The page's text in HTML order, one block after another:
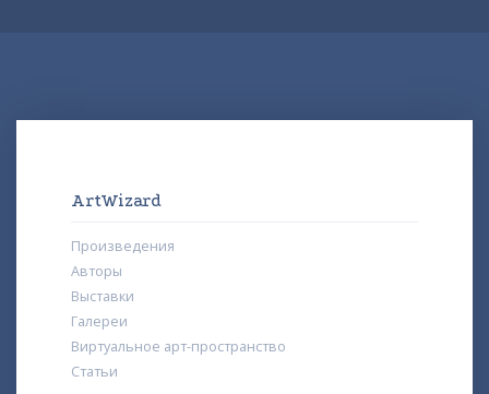
ArtWizard
Произведения
Авторы
Выставки
Галереи
Виртуальное арт-пространство
Статьи